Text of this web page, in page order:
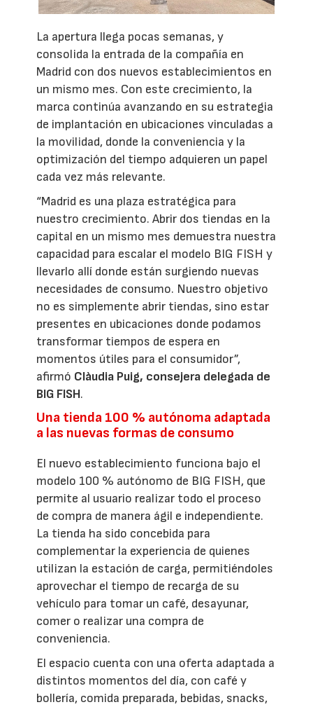
La apertura llega pocas semanas, y
consolida la entrada de la compañía en
Madrid con dos nuevos establecimientos en
un mismo mes. Con este crecimiento, la
marca continúa avanzando en su estrategia
de implantación en ubicaciones vinculadas a
la movilidad, donde la conveniencia y la
optimización del tiempo adquieren un papel
cada vez más relevante.
“Madrid es una plaza estratégica para
nuestro crecimiento. Abrir dos tiendas en la
capital en un mismo mes demuestra nuestra
capacidad para escalar el modelo BIG FISH y
llevarlo allí donde están surgiendo nuevas
necesidades de consumo. Nuestro objetivo
no es simplemente abrir tiendas, sino estar
presentes en ubicaciones donde podamos
transformar tiempos de espera en
momentos útiles para el consumidor”,
afirmó Clàudia Puig, consejera delegada de
BIG FISH.
Una tienda 100 % autónoma adaptada
a las nuevas formas de consumo
El nuevo establecimiento funciona bajo el
modelo 100 % autónomo de BIG FISH, que
permite al usuario realizar todo el proceso
de compra de manera ágil e independiente.
La tienda ha sido concebida para
complementar la experiencia de quienes
utilizan la estación de carga, permitiéndoles
aprovechar el tiempo de recarga de su
vehículo para tomar un café, desayunar,
comer o realizar una compra de
conveniencia.
El espacio cuenta con una oferta adaptada a
distintos momentos del día, con café y
bollería, comida preparada, bebidas, snacks,